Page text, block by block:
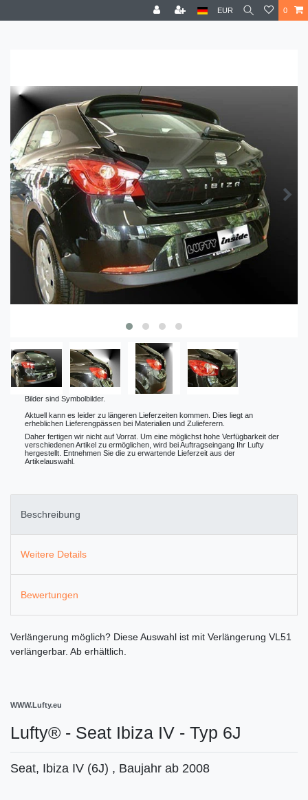
EUR 0
Bilder sind Symbolbilder.
Aktuell kann es leider zu längeren Lieferzeiten kommen. Dies liegt an
erheblichen Lieferengpässen bei Materialien und Zulieferern.
Daher fertigen wir nicht auf Vorrat. Um eine möglichst hohe Verfügbarkeit der
verschiedenen Artikel zu ermöglichen, wird bei Auftragseingang Ihr Lufty
hergestellt. Entnehmen Sie die zu erwartende Lieferzeit aus der
Artikelauswahl.
Beschreibung
Weitere Details
Bewertungen
Verlängerung möglich? Diese Auswahl ist mit Verlängerung VL51
verlängerbar. Ab erhältlich.
WWW.Lufty.eu
Lufty® - Seat Ibiza IV - Typ 6J
Seat, Ibiza IV (6J) , Baujahr ab 2008